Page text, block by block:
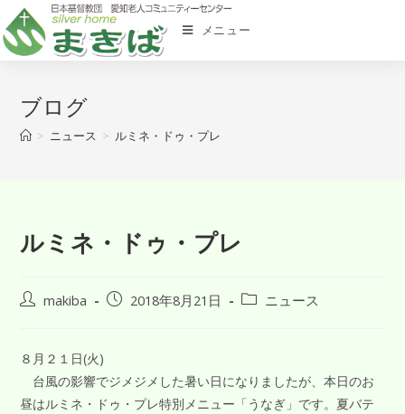
メニュー
ブログ
> ニュース > ルミネ・ドゥ・プレ
ルミネ・ドゥ・プレ
makiba 2018年8月21日 ニュース
８月２１日(火)
台風の影響でジメジメした暑い日になりましたが、本日のお
昼はルミネ・ドゥ・プレ特別メニュー「うなぎ」です。夏バテ